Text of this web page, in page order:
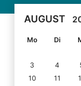
AUGUST
Mo Di
3
4
10
11